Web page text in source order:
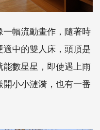
幅流動畫作，隨著時
中的雙人床，頭頂是
數星星，即使遇上雨
小小漣漪，也有一番